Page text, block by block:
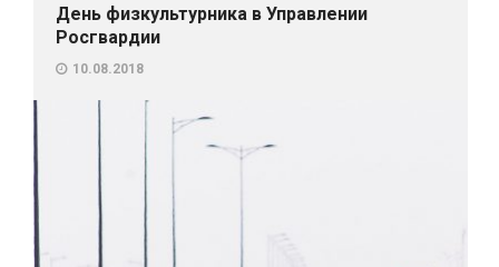
День физкультурника в Управлении
Росгвардии
10.08.2018